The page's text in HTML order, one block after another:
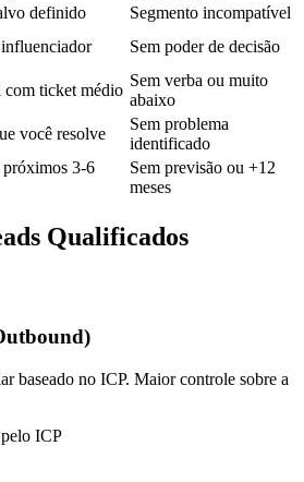
definido
Segmento incompatível
Sem poder de decisão
com ticket médio
Sem verba ou muito
abaixo
você resolve
Sem problema
identificado
próximos 3-6
Sem previsão ou +12
meses
Qualificados
baseado no ICP. Maior controle sobre a
ICP